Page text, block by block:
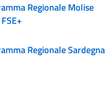
Regionale Molise
Regionale Sardegna